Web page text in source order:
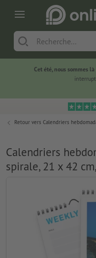
Cet été, nous sommes là
Retour vers Calendriers
Calendriers
spirale, 21 x 42